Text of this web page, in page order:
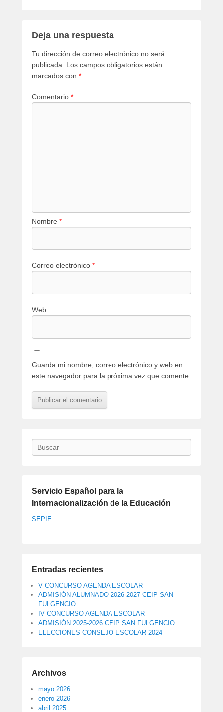
Deja una respuesta
Tu dirección de correo electrónico no será
publicada.
Los campos obligatorios están
marcados con *
Comentario *
Nombre *
Correo electrónico *
Web
Guarda mi nombre, correo electrónico y web en
este navegador para la próxima vez que comente.
Buscar
Servicio Español para la
Internacionalización de la Educación
SEPIE
Entradas recientes
V CONCURSO AGENDA ESCOLAR
ADMISIÓN ALUMNADO 2026-2027 CEIP SAN
FULGENCIO
IV CONCURSO AGENDA ESCOLAR
ADMISIÓN 2025-2026 CEIP SAN FULGENCIO
ELECCIONES CONSEJO ESCOLAR 2024
Archivos
mayo 2026
enero 2026
abril 2025